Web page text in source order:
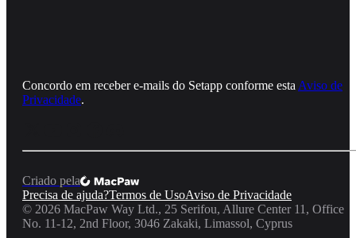
Concordo em receber e‑mails do Setapp conforme esta Aviso de
Privacidade.
Criado pela
Precisa de ajuda?Termos de UsoAviso de Privacidade
© 2026 MacPaw Way Ltd., 25 Serifou, Allure Center 11, Office
No. 11-12, 2nd Floor, 3046 Zakaki, Limassol, Cyprus